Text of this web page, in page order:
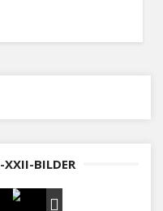
XXII-BILDER